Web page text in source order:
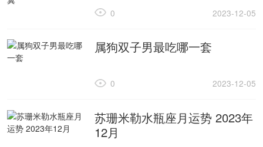
2023-12-05
0
属狗双子男最吃哪一套
2023-12-05
0
苏珊米勒水瓶座月运势 2023年
12月